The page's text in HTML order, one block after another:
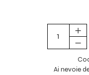
Ai nevoie